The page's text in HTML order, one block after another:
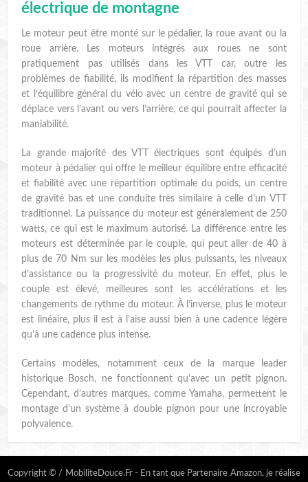
électrique de montagne
Le moteur peut être monté sur le pédalier, la roue avant ou la
roue arrière. Les moteurs intégrés aux roues ne sont
pratiquement pas utilisés dans les VTT car, outre les
problèmes de fiabilité, ils modifient la répartition des masses
et l’équilibre général du vélo avec un centre de gravité qui se
déplace vers l’avant ou vers l’arrière, ce qui pourrait affecter la
maniabilité.
La grande majorité des VTT électriques sont équipés d’un
moteur à pédalier qui offre le meilleur équilibre entre efficacité
et fiabilité avec une répartition optimale du poids, un centre
de gravité bas et une conduite très similaire à celle d’un VTT
traditionnel. La puissance du moteur est généralement de 250
watts, ce qui est le maximum autorisé. La différence entre les
moteurs est déterminée par le couple, qui peut aller de 40 à
plus de 70 Nm sur les modèles les plus puissants, les niveaux
d’assistance ou la progressivité du moteur. En effet, plus le
couple est élevé, meilleures sont les accélérations et les
changements de rythme du moteur. À l’inverse, plus le moteur
est linéaire, plus il est à l’aise aussi bien à une cadence légère
qu’à une cadence plus intense.
Certains modèles, notamment ceux de la marque leader
historique Bosch, ne fonctionnent qu’avec un petit pignon.
Cependant, d’autres marques, comme Yamaha, permettent le
montage d’un système à double pignon pour une incroyable
polyvalence.
Copyright © / MobiliteDouce.Fr - En tant que Partenaire Amazon, je réalise